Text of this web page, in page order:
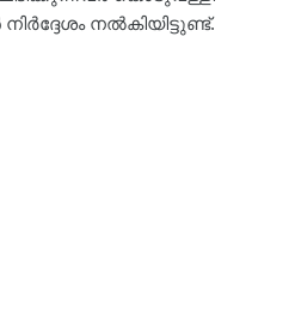
നല്‍കിയിട്ടുണ്ട്.